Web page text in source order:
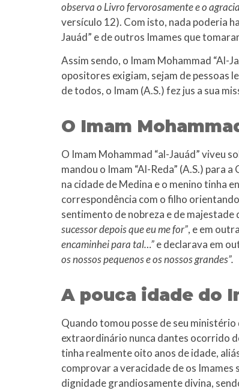
observa o Livro fervorosamente e o
versículo 12). Com isto, nada poderia
Jauád” e de outros Imames que
Assim sendo, o Imam Mohammad “Al-
opositores exigiam, sejam de pessoas
de todos, o Imam (A.S.) fez jus a sua
O Imam
O Imam Mohammad “al-Jauád” viveu
mandou o Imam “Al-Reda” (A.S.) para
na cidade de Medina e o menino tinha
correspondência com o filho
sentimento de nobreza e de majestade
sucessor depois que eu me for”, e em
encaminhei para tal…”e declarava em
os nossos pequenos e os nossos grandes”.
A pouca idade do
Quando tomou posse de seu
extraordinário nunca dantes ocorrido
tinha realmente oito anos de idade,
comprovar a veracidade de os Imames
dignidade grandiosamente divina,